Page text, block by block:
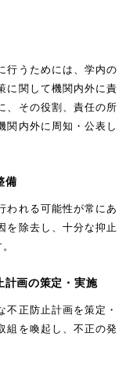
行うためには、学内の
に関して機関内外に責
、その役割、責任の所
関内外に周知・公表し
備
われる可能性が常にあ
を除去し、十分な抑止
計画の策定・実施
正防止計画を策定・
組を喚起し、不正の発